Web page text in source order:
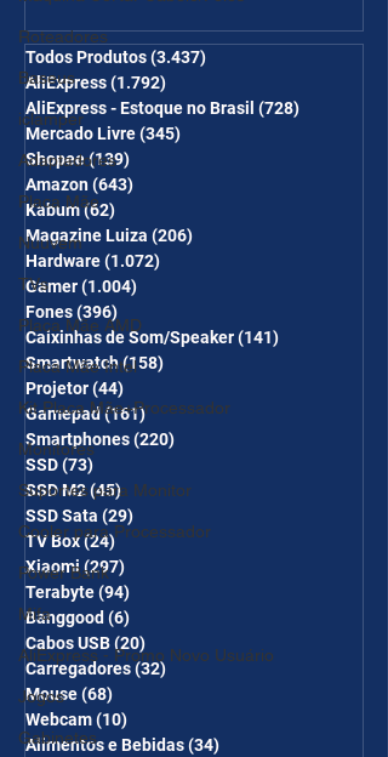
Roteadores
Baseus
iclamper
Adaptadores
Placa Mãe
Nuuvem
TVs
Placa Mãe AMD
Placa Mãe Intel
Kit Placa Mãe+Processador
Monitores
Suportes para Monitor
Cooler para Processador
Power Bank
Mifa
AliExpress - Promo Novo Usuário
Jogos
Gabinetes
desc em 6 itens/R$25 de
desc em 10 itens) OS
CUPONS SÃO VÁLIDOS NO
COMBO
Todos Produtos(3.437)
AliExpress(1.792)
AliExpress - Estoque no Brasil (728)
Mercado Livre(345)
Shopee(139)
Amazon(643)
Kabum(62)
Magazine Luiza (206)
Hardware(1.072)
Gamer(1.004)
Fones(396)
Caixinhas de Som/Speaker(141)
Smartwatch(158)
Projetor(44)
Gamepad(161)161 posts
Smartphones(220)
SSD(73)
SSD M2(45)45 posts
SSD Sata (29)
TV Box(24)24 posts
Xiaomi(297)
Terabyte(94)
Banggood (6)
Cabos USB(20)
Carregadores(32)
Mouse(68)
Webcam(10)
Alimentos e Bebidas(34)